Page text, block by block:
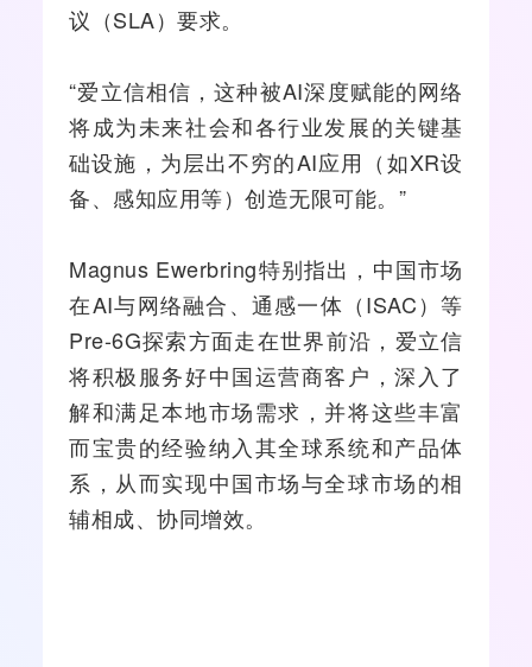
议（SLA）要求。
“爱立信相信，这种被AI深度赋能的网络
将成为未来社会和各行业发展的关键基
础设施，为层出不穷的AI应用（如XR设
备、感知应用等）创造无限可能。”
Magnus Ewerbring特别指出，中国市场
在AI与网络融合、通感一体（ISAC）等
Pre-6G探索方面走在世界前沿，爱立信
将积极服务好中国运营商客户，深入了
解和满足本地市场需求，并将这些丰富
而宝贵的经验纳入其全球系统和产品体
系，从而实现中国市场与全球市场的相
辅相成、协同增效。